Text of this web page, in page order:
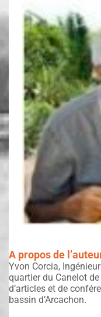
A propos de
Yvon Corcia,
quartier du Canelot
d’articles et de
bassin d’Arcachon.